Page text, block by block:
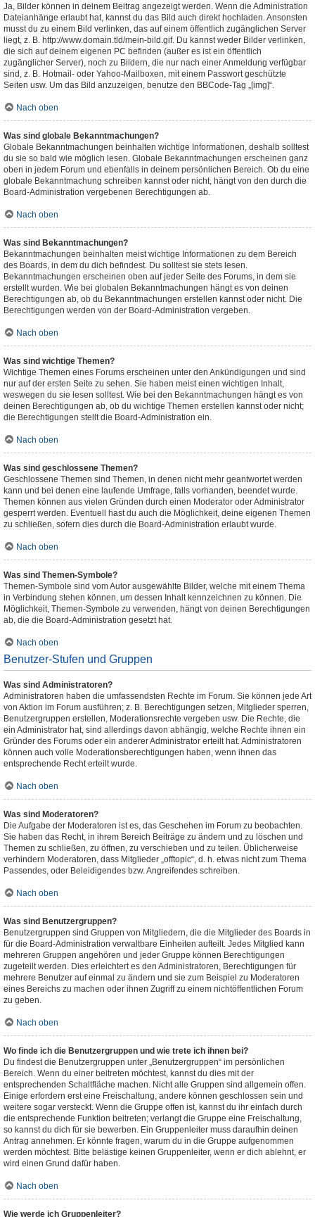
Ja, Bilder können in deinem Beitrag angezeigt werden. Wenn die Administration
Dateianhänge erlaubt hat, kannst du das Bild auch direkt hochladen. Ansonsten
musst du zu einem Bild verlinken, das auf einem öffentlich zugänglichen Server
liegt, z. B. http://www.domain.tld/mein-bild.gif. Du kannst weder Bilder verlinken,
die sich auf deinem eigenen PC befinden (außer es ist ein öffentlich
zugänglicher Server), noch zu Bildern, die nur nach einer Anmeldung verfügbar
sind, z. B. Hotmail- oder Yahoo-Mailboxen, mit einem Passwort geschützte
Seiten usw. Um das Bild anzuzeigen, benutze den BBCode-Tag „[img]“.
Nach oben
Was sind globale Bekanntmachungen?
Globale Bekanntmachungen beinhalten wichtige Informationen, deshalb solltest
du sie so bald wie möglich lesen. Globale Bekanntmachungen erscheinen ganz
oben in jedem Forum und ebenfalls in deinem persönlichen Bereich. Ob du eine
globale Bekanntmachung schreiben kannst oder nicht, hängt von den durch die
Board-Administration vergebenen Berechtigungen ab.
Nach oben
Was sind Bekanntmachungen?
Bekanntmachungen beinhalten meist wichtige Informationen zu dem Bereich
des Boards, in dem du dich befindest. Du solltest sie stets lesen.
Bekanntmachungen erscheinen oben auf jeder Seite des Forums, in dem sie
erstellt wurden. Wie bei globalen Bekanntmachungen hängt es von deinen
Berechtigungen ab, ob du Bekanntmachungen erstellen kannst oder nicht. Die
Berechtigungen werden von der Board-Administration vergeben.
Nach oben
Was sind wichtige Themen?
Wichtige Themen eines Forums erscheinen unter den Ankündigungen und sind
nur auf der ersten Seite zu sehen. Sie haben meist einen wichtigen Inhalt,
weswegen du sie lesen solltest. Wie bei den Bekanntmachungen hängt es von
deinen Berechtigungen ab, ob du wichtige Themen erstellen kannst oder nicht;
die Berechtigungen stellt die Board-Administration ein.
Nach oben
Was sind geschlossene Themen?
Geschlossene Themen sind Themen, in denen nicht mehr geantwortet werden
kann und bei denen eine laufende Umfrage, falls vorhanden, beendet wurde.
Themen können aus vielen Gründen durch einen Moderator oder Administrator
gesperrt werden. Eventuell hast du auch die Möglichkeit, deine eigenen Themen
zu schließen, sofern dies durch die Board-Administration erlaubt wurde.
Nach oben
Was sind Themen-Symbole?
Themen-Symbole sind vom Autor ausgewählte Bilder, welche mit einem Thema
in Verbindung stehen können, um dessen Inhalt kennzeichnen zu können. Die
Möglichkeit, Themen-Symbole zu verwenden, hängt von deinen Berechtigungen
ab, die die Board-Administration gesetzt hat.
Nach oben
Benutzer-Stufen und Gruppen
Was sind Administratoren?
Administratoren haben die umfassendsten Rechte im Forum. Sie können jede Art
von Aktion im Forum ausführen; z. B. Berechtigungen setzen, Mitglieder sperren,
Benutzergruppen erstellen, Moderationsrechte vergeben usw. Die Rechte, die
ein Administrator hat, sind allerdings davon abhängig, welche Rechte ihnen ein
Gründer des Forums oder ein anderer Administrator erteilt hat. Administratoren
können auch volle Moderationsberechtigungen haben, wenn ihnen das
entsprechende Recht erteilt wurde.
Nach oben
Was sind Moderatoren?
Die Aufgabe der Moderatoren ist es, das Geschehen im Forum zu beobachten.
Sie haben das Recht, in ihrem Bereich Beiträge zu ändern und zu löschen und
Themen zu schließen, zu öffnen, zu verschieben und zu teilen. Üblicherweise
verhindern Moderatoren, dass Mitglieder „offtopic“, d. h. etwas nicht zum Thema
Passendes, oder Beleidigendes bzw. Angreifendes schreiben.
Nach oben
Was sind Benutzergruppen?
Benutzergruppen sind Gruppen von Mitgliedern, die die Mitglieder des Boards in
für die Board-Administration verwaltbare Einheiten aufteilt. Jedes Mitglied kann
mehreren Gruppen angehören und jeder Gruppe können Berechtigungen
zugeteilt werden. Dies erleichtert es den Administratoren, Berechtigungen für
mehrere Benutzer auf einmal zu ändern und sie zum Beispiel zu Moderatoren
eines Bereichs zu machen oder ihnen Zugriff zu einem nichtöffentlichen Forum
zu geben.
Nach oben
Wo finde ich die Benutzergruppen und wie trete ich ihnen bei?
Du findest die Benutzergruppen unter „Benutzergruppen“ im persönlichen
Bereich. Wenn du einer beitreten möchtest, kannst du dies mit der
entsprechenden Schaltfläche machen. Nicht alle Gruppen sind allgemein offen.
Einige erfordern erst eine Freischaltung, andere können geschlossen sein und
weitere sogar versteckt. Wenn die Gruppe offen ist, kannst du ihr einfach durch
die entsprechende Funktion beitreten; verlangt die Gruppe eine Freischaltung,
so kannst du dich für sie bewerben. Ein Gruppenleiter muss daraufhin deinen
Antrag annehmen. Er könnte fragen, warum du in die Gruppe aufgenommen
werden möchtest. Bitte belästige keinen Gruppenleiter, wenn er dich ablehnt, er
wird einen Grund dafür haben.
Nach oben
Wie werde ich Gruppenleiter?